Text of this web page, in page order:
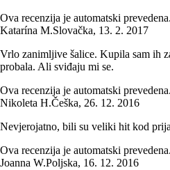
Ova recenzija je automatski prevedena.
Katarína M.Slovačka, 13. 2. 2017
Vrlo zanimljive šalice. Kupila sam ih
probala. Ali sviđaju mi se.
Ova recenzija je automatski prevedena.
Nikoleta H.Češka, 26. 12. 2016
Nevjerojatno, bili su veliki hit kod
Ova recenzija je automatski prevedena.
Joanna W.Poljska, 16. 12. 2016